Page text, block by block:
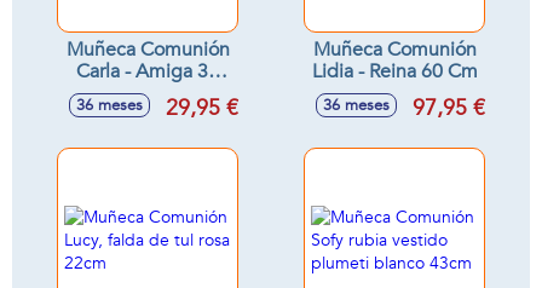
Muñeca Comunión
Carla - Amiga 32
Cm
36 meses 29,95 €
Muñeca Comunión
Lidia - Reina 60 Cm
36 meses 97,95 €